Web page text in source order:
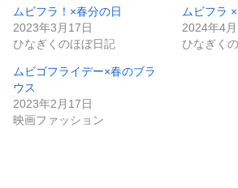
ムビフラ！×春分の日
2023年3月17日
ひなぎくのほぼ日記
ムビフラ
2024年4
ひなぎく
ムビゴフライデー×春のブラ
ウス
2023年2月17日
映画ファッション